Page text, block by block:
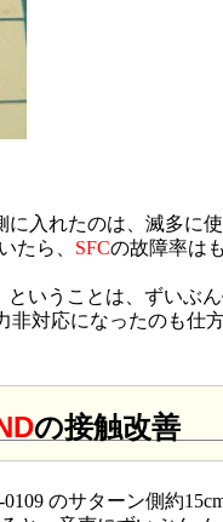
に入れたのは、滅多に
たら、 SFCの故障率は
いうことは、ずいぶん
非対応になったのも仕方
の接触改善
-0109 のサターン側約